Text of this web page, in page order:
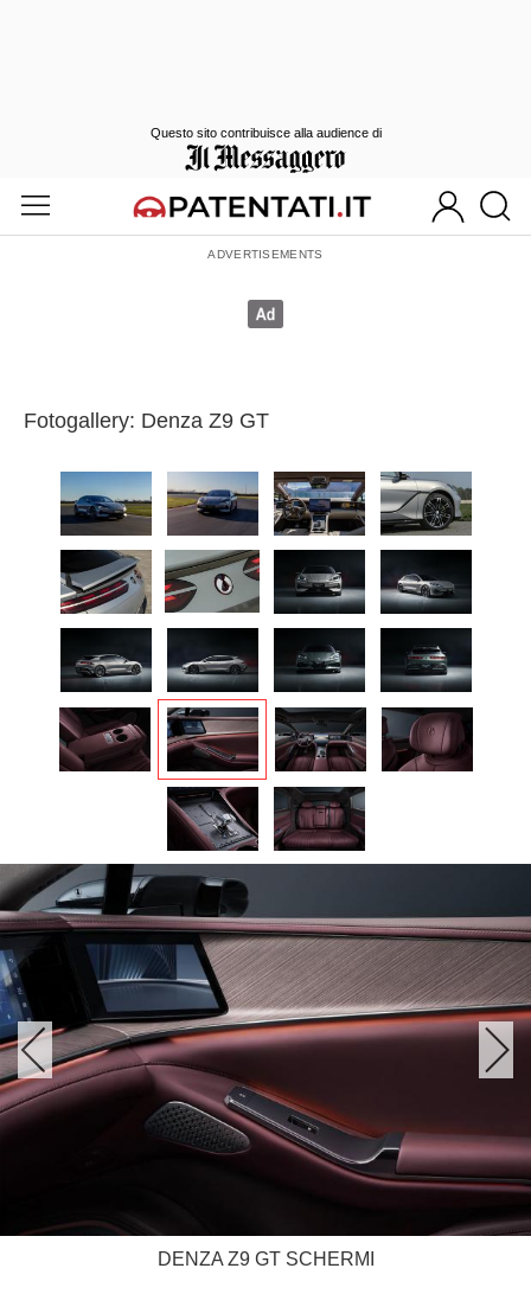
Fotogallery: Denza Z9 GT
DENZA Z9 GT SCHERMI
Questo sito contribuisce alla audience di